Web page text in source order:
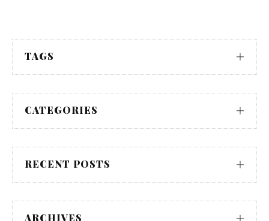
TAGS
CATEGORIES
RECENT POSTS
ARCHIVES